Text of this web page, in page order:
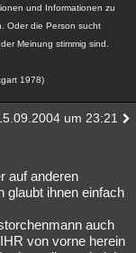
und Informationen zu
Oder die Person sucht
Meinung stimmig sind.
1978)
um 23:21
auf anderen
glaubt ihnen einfach
auch
von vorne herein